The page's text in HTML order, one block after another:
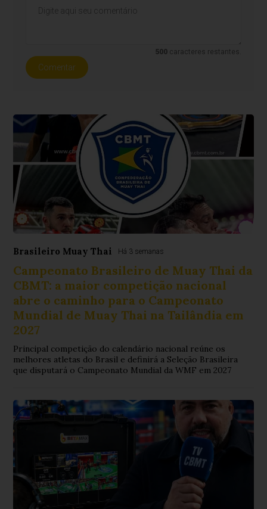
500 caracteres restantes.
Comentar
Brasileiro Muay Thai Há 3 semanas
Campeonato Brasileiro de Muay Thai da
CBMT: a maior competição nacional
abre o caminho para o Campeonato
Mundial de Muay Thai na Tailândia em
2027
Principal competição do calendário nacional reúne os
melhores atletas do Brasil e definirá a Seleção Brasileira
que disputará o Campeonato Mundial da WMF em 2027